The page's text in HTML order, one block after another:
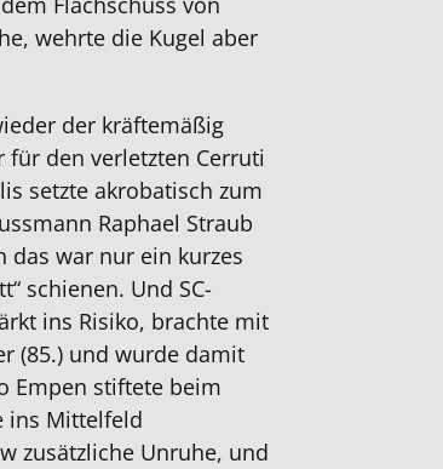
wehrte die Kugel aber
der kräftemäßig
für den verletzten Cerruti
setzte akrobatisch zum
Raphael Straub
das war nur ein kurzes
schienen. Und SC-
ins Risiko, brachte mit
(85.) und wurde damit
Empen stiftete beim
ins Mittelfeld
zusätzliche Unruhe, und